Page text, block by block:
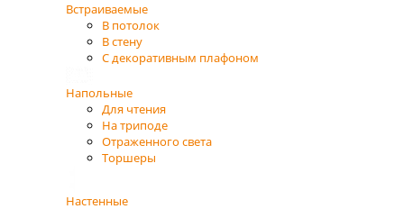
Встраиваемые
В потолок
В стену
С декоративным плафоном
Напольные
Для чтения
На триподе
Отраженного света
Торшеры
Настенные